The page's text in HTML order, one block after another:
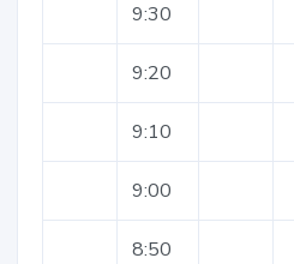
9:30
9:20
9:10
9:00
8:50